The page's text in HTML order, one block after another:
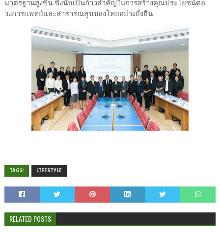
มาตรฐานสูงขึ้น ซึ่งนับเป็นก้าวสำคัญในการสร้างคุณประโยชน์ต่อ
วงการแพทย์และสาธารณสุขของไทยอย่างยั่งยืน
TAGS: LIFESTYLE
RELATED POSTS